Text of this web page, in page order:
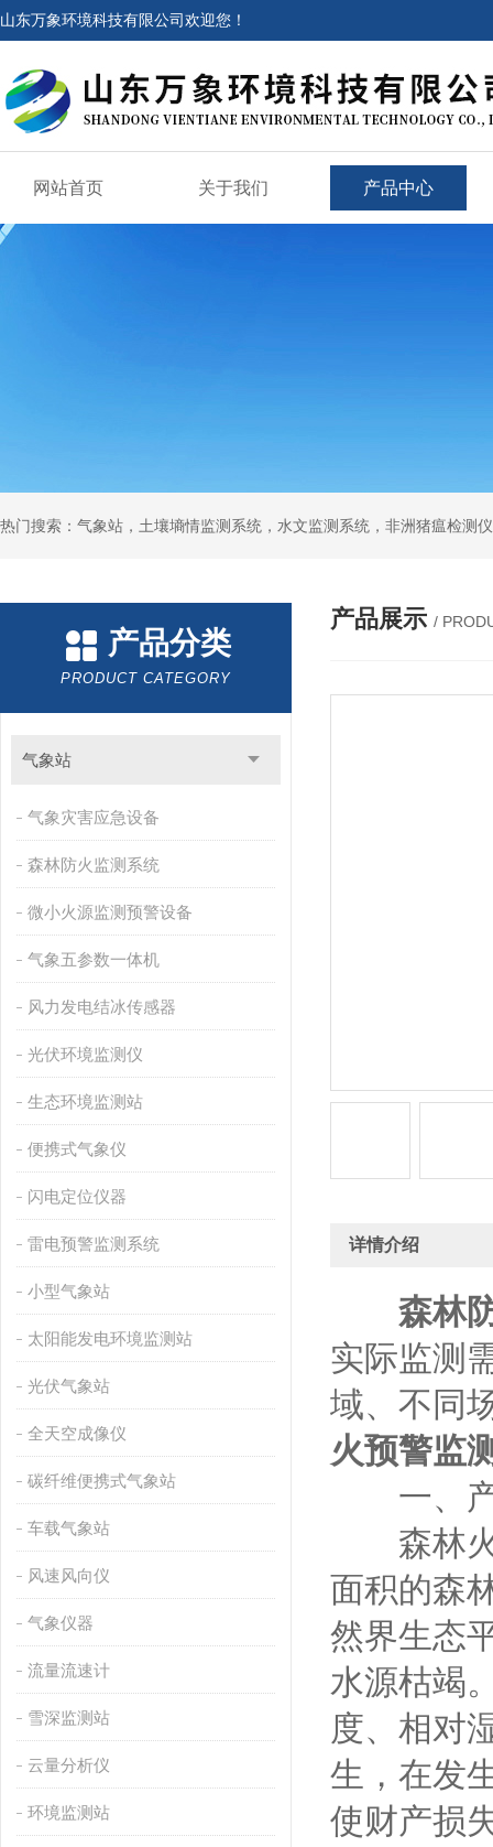
山东万象环境科技有限公司欢迎您！
网站首页 关于我们 产品中心
热门搜索：气象站，土壤墒情监测系统，水文监测系统，非洲猪瘟检测
产品分类
PRODUCT CATEGORY
气象站
气象灾害应急设备
森林防火监测系统
微小火源监测预警设备
气象五参数一体机
风力发电结冰传感器
光伏环境监测仪
生态环境监测站
便携式气象仪
闪电定位仪器
雷电预警监测系统
小型气象站
太阳能发电环境监测站
光伏气象站
全天空成像仪
碳纤维便携式气象站
车载气象站
风速风向仪
气象仪器
流量流速计
雪深监测站
云量分析仪
环境监测站
产品展示 /
详情介绍
森林
实际监测
域、不同
火预警监
一、产
森林火
面积的森
然界生态
水源枯竭
度、相对
生，在发
使财产损